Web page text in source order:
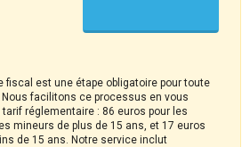
fiscal est une étape obligatoire pour toute
facilitons ce processus en vous
réglementaire : 86 euros pour les
mineurs de plus de 15 ans, et 17 euros
de 15 ans. Notre service inclut